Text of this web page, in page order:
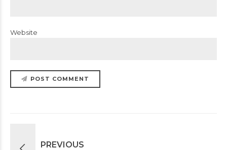
Website
POST COMMENT
PREVIOUS